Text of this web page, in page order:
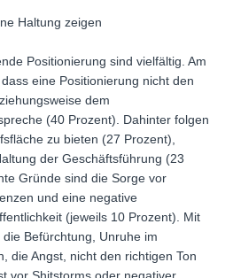
Haltung zeigen
Positionierung sind vielfältig. Am
eine Positionierung nicht den
dem
(40 Prozent). Dahinter folgen
zu bieten (27 Prozent),
der Geschäftsführung (23
Gründe sind die Sorge vor
und eine negative
(jeweils 10 Prozent). Mit
Befürchtung, Unruhe im
die Angst, nicht den richtigen Ton